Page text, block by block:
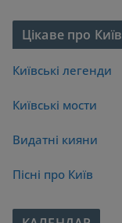
Цікаве про Київ
Київські легенди
Київські мости
Видатні кияни
Пісні про Київ